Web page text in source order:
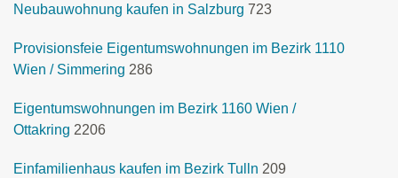
Neubauwohnung kaufen in Salzburg 723
Provisionsfeie Eigentumswohnungen im Bezirk 1110
Wien / Simmering 286
Eigentumswohnungen im Bezirk 1160 Wien /
Ottakring 2206
Einfamilienhaus kaufen im Bezirk Tulln 209